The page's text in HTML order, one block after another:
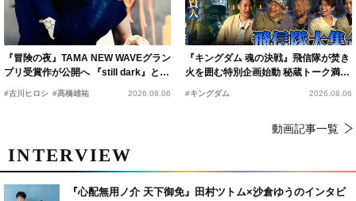
『冒険の夜』TAMA NEW WAVEグラン
プリ受賞作が公開へ 『still dark』と同
時上映決定
#古川ヒロシ #髙橋雄祐 2026.08.06
『キングダム 魂の決戦』飛信隊が焚き
火を囲む特別企画始動 秘蔵トーク満載
の“キングダムキャンプ”開催
#キングダム 2026.08.06
動画記事一覧
INTERVIEW
『心配無用ノ介 天下御免』田村ツトム×沙倉ゆうのインタビ